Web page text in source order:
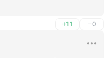
+11 –0